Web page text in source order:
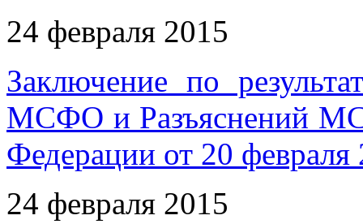
24 февраля 2015
Заключение по
МСФО и Разъяснений
Федерации от 20 февраля
24 февраля 2015